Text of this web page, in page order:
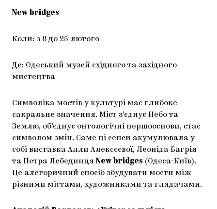
New bridges
Коли: з 8 до 25 лютого
Де: Одеський музей східного та західного
мистецтва
Символіка мостів у культурі має глибоке
сакральне значення. Міст з’єднує Небо та
Землю, об’єднує онтологічні першооснови, стає
символом змін. Саме ці сенси акумулювала у
собі виставка Алли Алексєєвої, Леоніда Багрія
та Петра Лебединця New bridges (Одеса-Київ).
Це алегоричний спосіб збудувати мости між
різними містами, художниками та глядачами.